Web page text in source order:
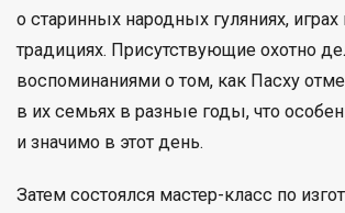
о старинных народных гуляниях,
традициях. Присутствующие охотно
воспоминаниями о том, как Пасху
в их семьях в разные годы, что
и значимо в этот день.
Затем состоялся мастер-класс по